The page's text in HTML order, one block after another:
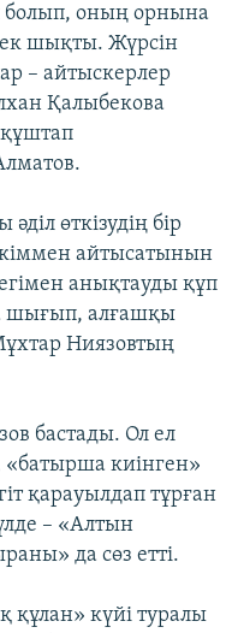
болып, оның орнына
шықты. Жүрсін
– айтыскерлер
Қалыбекова
өткізудің бір
айтысатынын
анықтауды құп
шығып, алғашқы
Ниязовтың
бастады. Ол ел
«батырша киінген»
қарауылдап тұрған
– «Алтын
да сөз етті.
құлан» күйі туралы